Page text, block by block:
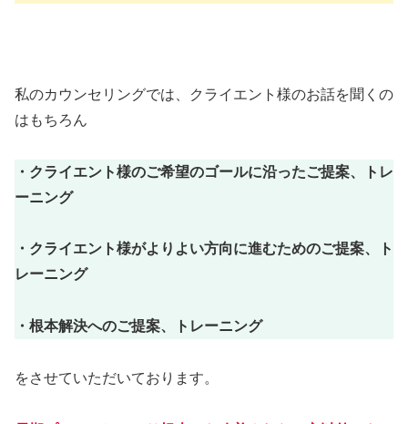
私のカウンセリングでは、クライエント様のお話を聞くの
はもちろん
・クライエント様のご希望のゴールに沿ったご提案、トレ
ーニング
・クライエント様がよりよい方向に進むためのご提案、ト
レーニング
・根本解決へのご提案、トレーニング
をさせていただいております。